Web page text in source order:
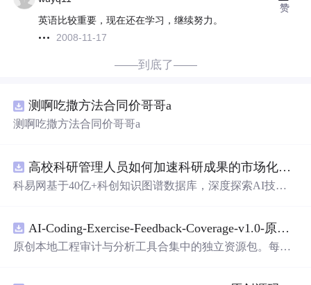
英语比较重要，现在还在学习，继续努力。
2008-11-17
赞
——到底了——
测啊吃撒方法合同价哥哥a
测啊吃撒方法合同价哥哥a
高校科研管理人员如何加速科研成果的市场化转化？.docx
科易网基于40亿+科创知识图谱数据库，深度探索AI技术
新领域的AI+数智化解决方案，推动科技创新与产业创新
智能化发展。
AI-Coding-Exercise-Feedback-Coverage-v1.0-原创源码与文档.zip
原创本地工程审计与分析工具合集中的独立资源包。每个